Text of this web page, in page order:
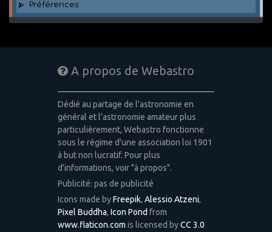
Préférences
A propos de Webastro
Dédié au partage de l'astronomie en
général et l'astronomie amateur plus
particulièrement, Webastro fonctionne
sous le régime d'une association loi 1901
à but non lucratif. Pour plus
d'informations, voir "à propos".
Publicité: pas de publicité
Icons made byFreepik, Alessio Atzeni,
Pixel Buddha, Icon Pond from
www.flaticon.com is licensed byCC 3.0